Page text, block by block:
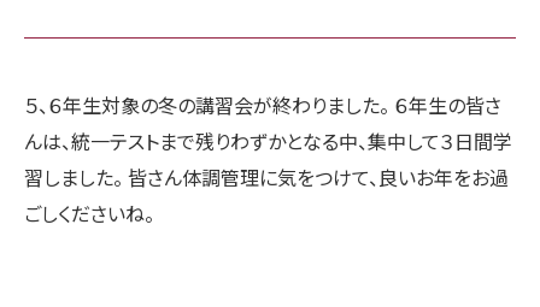
５、６年生対象の冬の講習会が終わりました。 ６年生の皆さ
んは、統一テストまで残りわずかとなる中、集中して３日間学
習しました。 皆さん体調管理に気をつけて、良いお年をお過
ごしくださいね。